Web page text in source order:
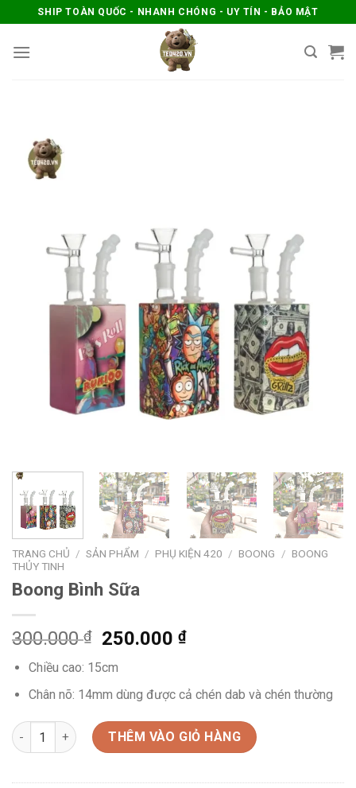
to
content
SHIP TOÀN QUỐC - NHANH CHÓNG - UY TÍN - BẢO MẬT
TRANG CHỦ / SẢN PHẨM / PHỤ KIỆN 420 / BOONG / BOONG
THỦY TINH
Boong Bình Sữa
300.000₫ 250.000₫
Chiều cao: 15cm
Chân nõ: 14mm dùng được cả chén dab và chén thường
Boong Bình Sữa số lượngTHÊM VÀO GIỎ HÀNG